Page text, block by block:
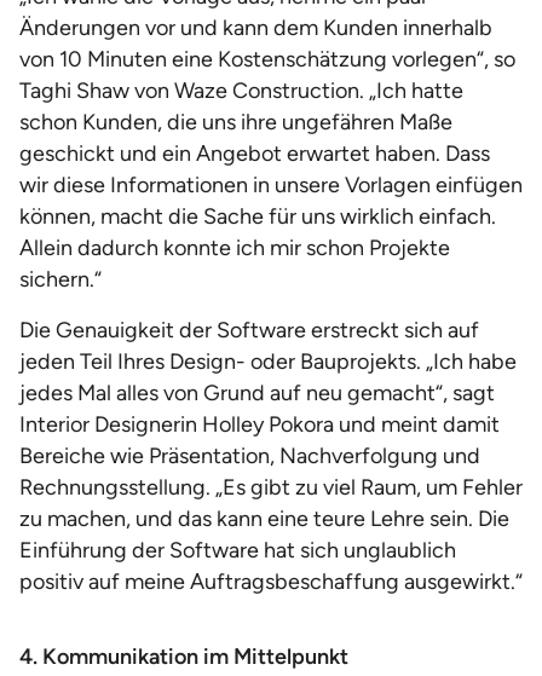
Änderungen vor und kann dem Kunden innerhalb
von 10 Minuten eine Kostenschätzung vorlegen“, so
Taghi Shaw von Waze Construction. „Ich hatte
schon Kunden, die uns ihre ungefähren Maße
geschickt und ein Angebot erwartet haben. Dass
wir diese Informationen in unsere Vorlagen einfügen
können, macht die Sache für uns wirklich einfach.
Allein dadurch konnte ich mir schon Projekte
sichern.“
Die Genauigkeit der Software erstreckt sich auf
jeden Teil Ihres Design- oder Bauprojekts. „Ich habe
jedes Mal alles von Grund auf neu gemacht“, sagt
Interior Designerin Holley Pokora und meint damit
Bereiche wie Präsentation, Nachverfolgung und
Rechnungsstellung. „Es gibt zu viel Raum, um Fehler
zu machen, und das kann eine teure Lehre sein. Die
Einführung der Software hat sich unglaublich
positiv auf meine Auftragsbeschaffung ausgewirkt.“
4. Kommunikation im Mittelpunkt